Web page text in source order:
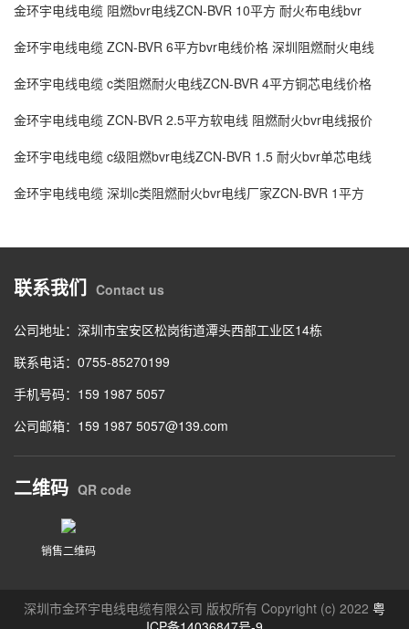
金环宇电线电缆 阻燃bvr电线ZCN-BVR 10平方 耐火布电线bvr
金环宇电线电缆 ZCN-BVR 6平方bvr电线价格 深圳阻燃耐火电线
金环宇电线电缆 c类阻燃耐火电线ZCN-BVR 4平方铜芯电线价格
金环宇电线电缆 ZCN-BVR 2.5平方软电线 阻燃耐火bvr电线报价
金环宇电线电缆 c级阻燃bvr电线ZCN-BVR 1.5 耐火bvr单芯电线
金环宇电线电缆 深圳c类阻燃耐火bvr电线厂家ZCN-BVR 1平方
联系我们 Contact us
公司地址：深圳市宝安区松岗街道潭头西部工业区14栋
联系电话：0755-85270199
手机号码：159 1987 5057
公司邮箱：159 1987 5057@139.com
二维码 QR code
销售二维码
深圳市金环宇电线电缆有限公司 版权所有 Copyright (c) 2022 粤